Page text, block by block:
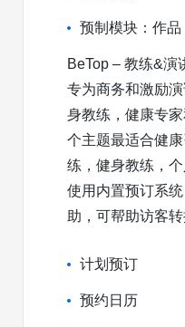
预制模块：作
BeTop – 教练&演
专为商务和激励
身教练，健康专
个主题最适合健
练，健身教练，
使用内置预订系
助，可帮助访客
计划预订
预约日历